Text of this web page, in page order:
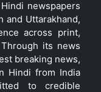
newspapers
and Uttarakhand,
across print,
its news
breaking news,
Hindi from India
to credible